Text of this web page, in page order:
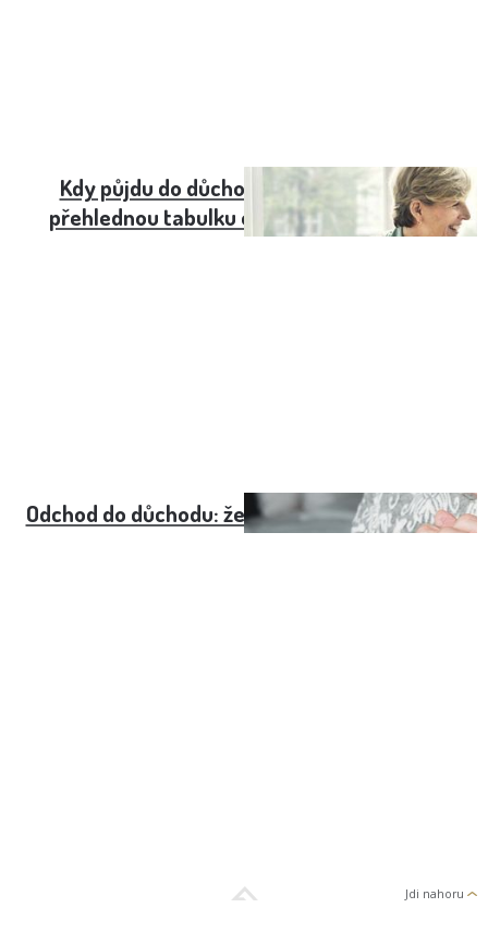
Kdy půjdu do důchodu? Podívejte se na
přehlednou tabulku odchodu do důchodu
Odchod do důchodu: ženy - přehledná tabulka
Jdi nahoru